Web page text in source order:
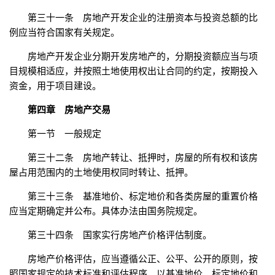
第三十一条 房地产开发企业的注册资本与投资总额的比
例应当符合国家有关规定。
房地产开发企业分期开发房地产的，分期投资额应当与项
目规模相适应，并按照土地使用权出让合同的约定，按期投入
资金，用于项目建设。
第四章 房地产交易
第一节 一般规定
第三十二条 房地产转让、抵押时，房屋的所有权和该房
屋占用范围内的土地使用权同时转让、抵押。
第三十三条 基准地价、标定地价和各类房屋的重置价格
应当定期确定并公布。具体办法由国务院规定。
第三十四条 国家实行房地产价格评估制度。
房地产价格评估，应当遵循公正、公平、公开的原则，按